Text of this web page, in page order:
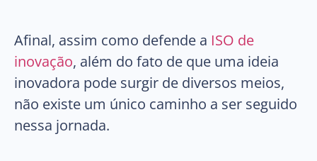
Afinal, assim como defende a ISO de
inovação, além do fato de que uma ideia
inovadora pode surgir de diversos meios,
não existe um único caminho a ser seguido
nessa jornada.